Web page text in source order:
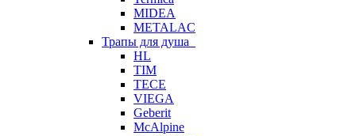
MIDEA
METALAC
Трапы для душа
HL
TIM
TECE
VIEGA
Geberit
McAlpine